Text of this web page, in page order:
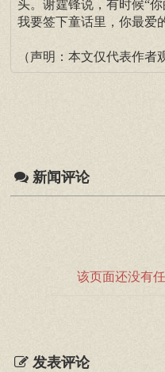
头。谢霆锋说，有时候“
我要签下童话里，你最爱
（声明：本文仅代表作者
新闻评论
该页面还没有
发表评论